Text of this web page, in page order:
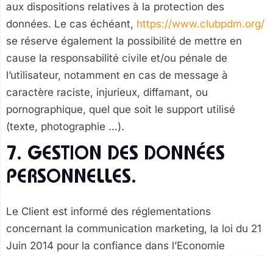
aux dispositions relatives à la protection des
données. Le cas échéant, https://www.clubpdm.org/
se réserve également la possibilité de mettre en
cause la responsabilité civile et/ou pénale de
l’utilisateur, notamment en cas de message à
caractère raciste, injurieux, diffamant, ou
pornographique, quel que soit le support utilisé
(texte, photographie …).
7. GESTION DES DONNÉES
PERSONNELLES.
Le Client est informé des réglementations
concernant la communication marketing, la loi du 21
Juin 2014 pour la confiance dans l’Economie